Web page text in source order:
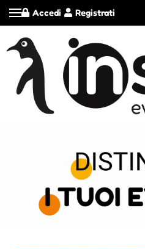
Registrati
Accedi